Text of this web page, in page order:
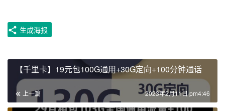
生成海报
【千里卡】19元包100G通用+30G定向+100分钟通话
上一篇 2023年2月11日 pm4:46